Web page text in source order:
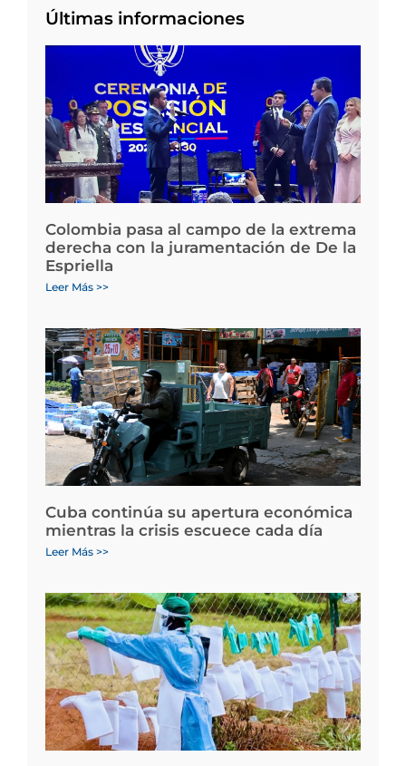
Últimas informaciones
Colombia pasa al campo de la extrema
derecha con la juramentación de De la
Espriella
Leer Más >>
Cuba continúa su apertura económica
mientras la crisis escuece cada día
Leer Más >>